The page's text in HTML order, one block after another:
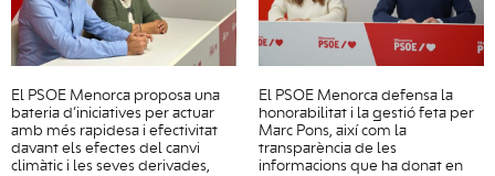
El PSOE Menorca proposa una
bateria d’iniciatives per actuar
amb més rapidesa i efectivitat
davant els efectes del canvi
climàtic i les seves derivades,
El PSOE Menorca defensa la
honorabilitat i la gestió feta per
Marc Pons, així com la
transparència de les
informacions que ha donat en